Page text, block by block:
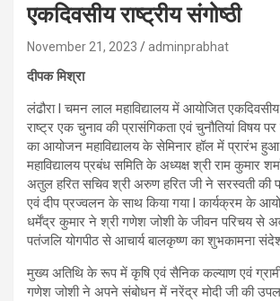
एकदिवसीय राष्ट्रीय संगोष्ठी
November 21, 2023 adminprabhat
दीपक मिश्रा
लंढौरा l चमन लाल महाविद्यालय में आयोजित एकदिवसीय
राष्ट्र एक चुनाव की प्रासंगिकता एवं चुनौतियां विषय
का आयोजन महाविद्यालय के सेमिनार हॉल में प्रारंभ
महाविद्यालय प्रबंध समिति के अध्यक्ष श्री राम कुमार
अतुल हरित सचिव श्री अरुण हरित जी ने सरस्वती की
एवं दीप प्रज्वलन के साथ किया गया l कार्यक्रम के
धर्मेंद्र कुमार ने श्री गणेश जोशी के जीवन परिचय से
पतंजलि योगपीठ से आचार्य बालकृष्ण का शुभकामना
मुख्य अतिथि के रूप में कृषि एवं सैनिक कल्याण एवं
गणेश जोशी ने अपने संबोधन में नरेंद्र मोदी जी की